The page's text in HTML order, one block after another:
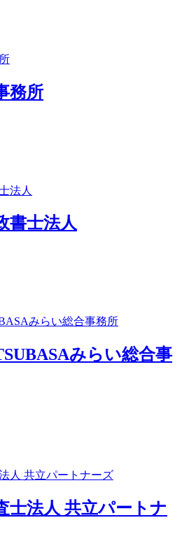
務所
書士法人
みらい総合事
士法人 共立パートナ